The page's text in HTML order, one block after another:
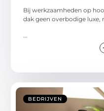
Bij werkzaamheden op
dak geen overbodige luxe,
BEDRIJVEN